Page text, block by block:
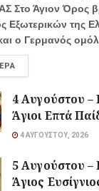
Στο Άγιον Όρος
Εξωτερικών της
ο Γερμανός
4 Αυγούστου –
Άγιοι Επτά
4 ΑΥΓΟΎΣΤΟΥ, 2026
5 Αυγούστου –
Άγιος